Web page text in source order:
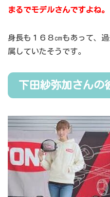
まるでモデルさんですよね。
身長も１６８㎝もあって、
属していたそうです。
下田紗弥加さんの